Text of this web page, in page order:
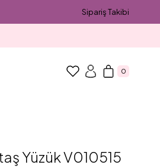
Sipariş Takibi
0
Yüzük V010515